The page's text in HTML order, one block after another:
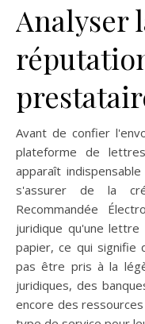
Analyser
Avant de confier
plateforme de
apparaît indispensable
s'assurer de la
Recommandée
juridique qu'une lettre
papier, ce qui signifie
pas être pris à la
juridiques, des
encore des